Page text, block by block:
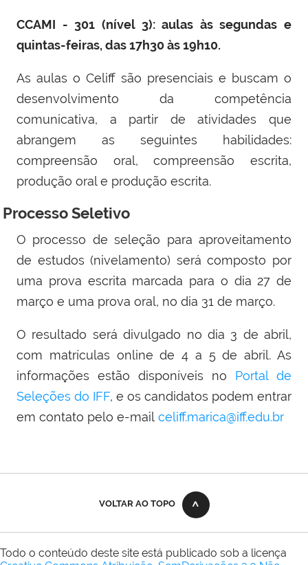
CCAMI - 301 (nível 3): aulas às segundas e
quintas-feiras, das 17h30 às 19h10.
As aulas o Celiff são presenciais e buscam o
desenvolvimento da competência
comunicativa, a partir de atividades que
abrangem as seguintes habilidades:
compreensão oral, compreensão escrita,
produção oral e produção escrita.
Processo Seletivo
O processo de seleção para aproveitamento
de estudos (nivelamento) será composto por
uma prova escrita marcada para o dia 27 de
março e uma prova oral, no dia 31 de março.
O resultado será divulgado no dia 3 de abril,
com matrículas online de 4 a 5 de abril. As
informações estão disponíveis no Portal de
Seleções do IFF, e os candidatos podem entrar
em contato pelo e-mail celiff.marica@iff.edu.br
VOLTAR AO TOPO
Todo o conteúdo deste site está publicado sob a licença